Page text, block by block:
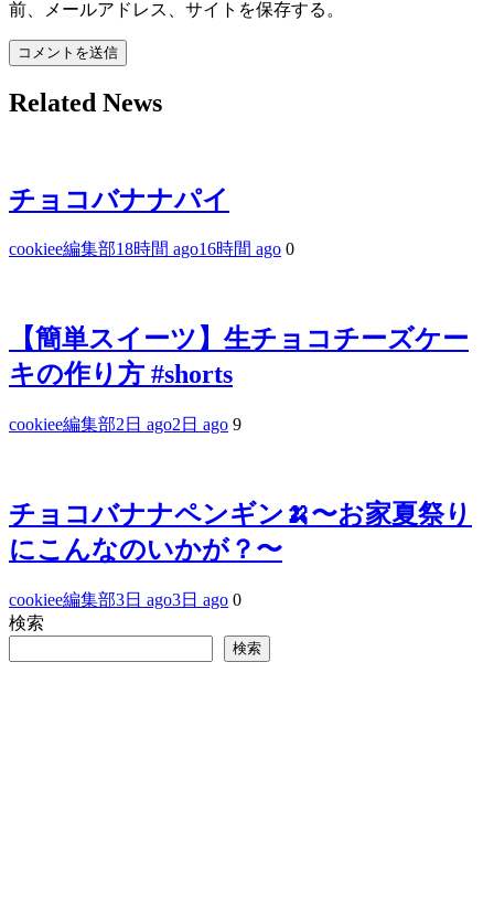
前、メールアドレス、サイトを保存する。
Related News
チョコバナナパイ
cookiee編集部18時間 ago16時間 ago 0
【簡単スイーツ】生チョコチーズケー
キの作り方 #shorts
cookiee編集部2日 ago2日 ago 9
チョコバナナペンギン🍌〜お家夏祭り
にこんなのいかが？〜
cookiee編集部3日 ago3日 ago 0
検索
検索